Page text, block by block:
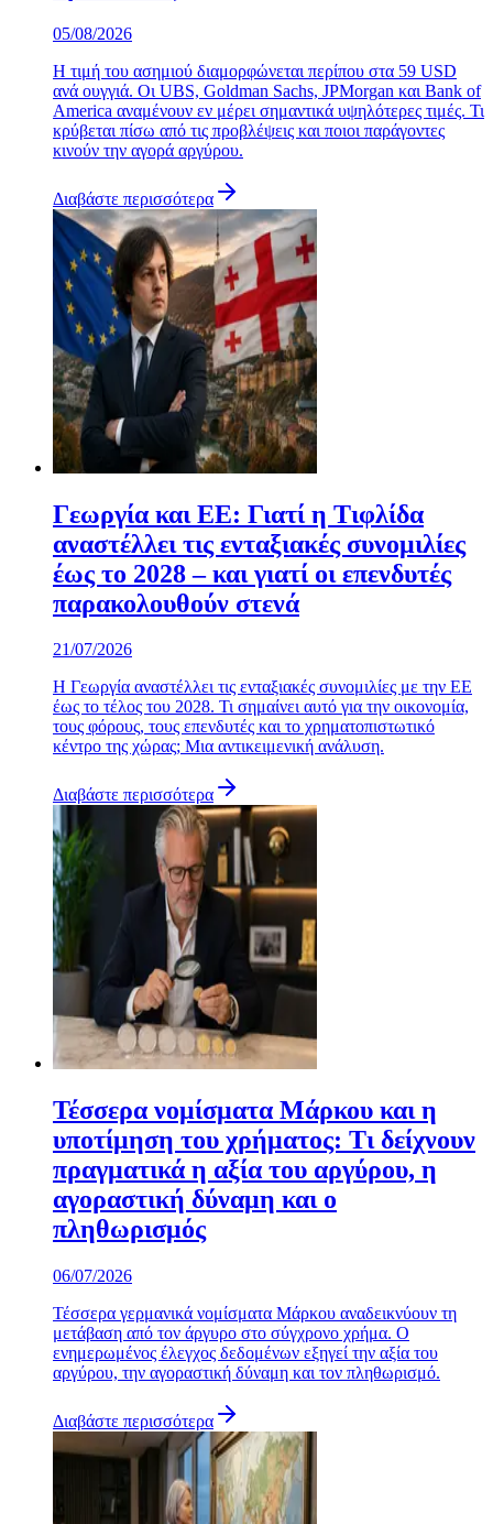
05/08/2026
Η τιμή του ασημιού διαμορφώνεται περίπου στα 59 USD
ανά ουγγιά. Οι UBS, Goldman Sachs, JPMorgan και Bank of
America αναμένουν εν μέρει σημαντικά υψηλότερες τιμές. Τι
κρύβεται πίσω από τις προβλέψεις και ποιοι παράγοντες
κινούν την αγορά αργύρου.
Διαβάστε περισσότερα
Γεωργία και ΕΕ: Γιατί η Τιφλίδα
αναστέλλει τις ενταξιακές συνομιλίες
έως το 2028 – και γιατί οι επενδυτές
παρακολουθούν στενά
21/07/2026
Η Γεωργία αναστέλλει τις ενταξιακές συνομιλίες με την ΕΕ
έως το τέλος του 2028. Τι σημαίνει αυτό για την οικονομία,
τους φόρους, τους επενδυτές και το χρηματοπιστωτικό
κέντρο της χώρας; Μια αντικειμενική ανάλυση.
Διαβάστε περισσότερα
Τέσσερα νομίσματα Μάρκου και η
υποτίμηση του χρήματος: Τι δείχνουν
πραγματικά η αξία του αργύρου, η
αγοραστική δύναμη και ο
πληθωρισμός
06/07/2026
Τέσσερα γερμανικά νομίσματα Μάρκου αναδεικνύουν τη
μετάβαση από τον άργυρο στο σύγχρονο χρήμα. Ο
ενημερωμένος έλεγχος δεδομένων εξηγεί την αξία του
αργύρου, την αγοραστική δύναμη και τον πληθωρισμό.
Διαβάστε περισσότερα